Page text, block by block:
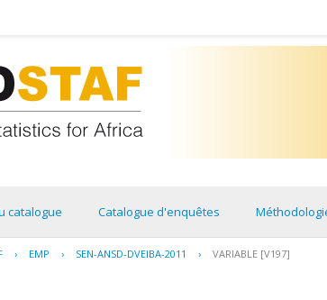
catalogue Catalogue d'enquêtes
› EMP › SEN-ANSD-DVEIBA-2011 › VARIABLE [V197]